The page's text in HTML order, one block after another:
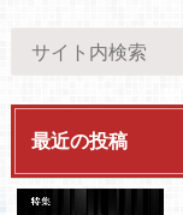
最近の投稿